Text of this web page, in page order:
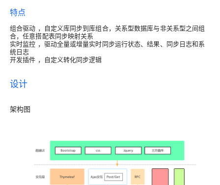
特点
组合驱动 ，自定义库同步到库组合，关系型数据库与非关系型之间组
合，任意搭配表同步映射关系
实时监控 ，驱动全量或增量实时同步运行状态、结果、同步日志和系
统日志
开发插件 ，自定义转化同步逻辑
设计
架构图